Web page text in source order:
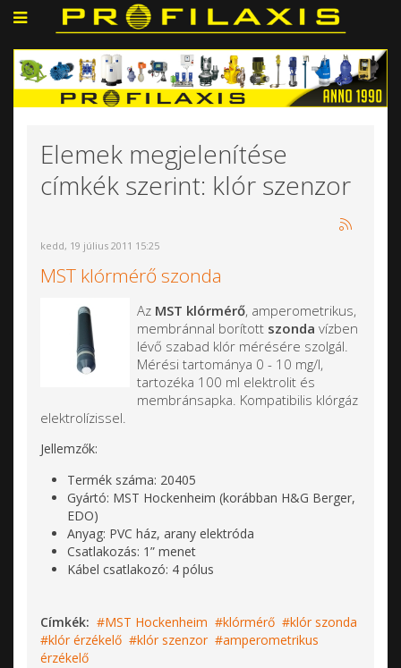
Elemek megjelenítése
címkék szerint: klór szenzor
kedd, 19 július 2011 15:25
MST klórmérő szonda
Az MST klórmérő, amperometrikus,
membránnal borított szonda vízben
lévő szabad klór mérésére szolgál.
Mérési tartománya 0 - 10 mg/l,
tartozéka 100 ml elektrolit és
membránsapka. Kompatibilis klórgáz
elektrolízissel.
Jellemzők:
Termék száma: 20405
Gyártó: MST Hockenheim (korábban H&G Berger,
EDO)
Anyag: PVC ház, arany elektróda
Csatlakozás: 1” menet
Kábel csatlakozó: 4 pólus
Címkék: MST Hockenheim klórmérő
klór szonda
klór érzékelő
klór szenzor
amperometrikus
érzékelő